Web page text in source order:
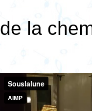
de la